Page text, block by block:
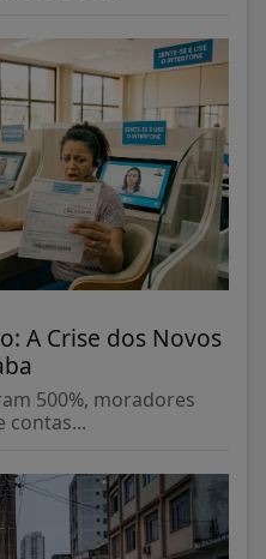
A Crise dos Novos
500%, moradores
contas...